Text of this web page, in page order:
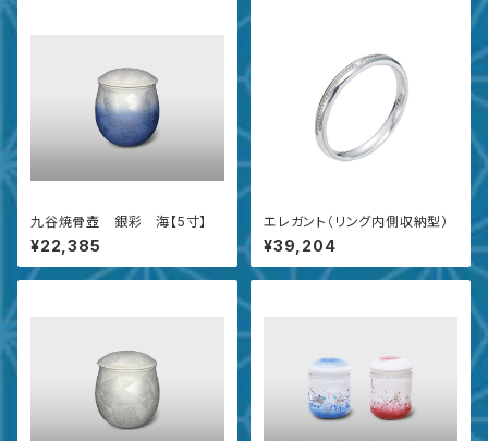
九谷焼骨壺 銀彩 海【5寸】
¥22,385
エレガント（リング内側収納型）
¥39,204